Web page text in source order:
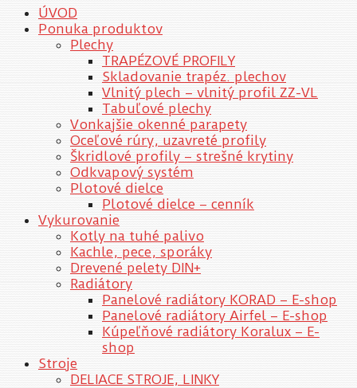
ÚVOD
Ponuka produktov
Plechy
TRAPÉZOVÉ PROFILY
Skladovanie trapéz. plechov
Vlnitý plech – vlnitý profil ZZ-VL
Tabuľové plechy
Vonkajšie okenné parapety
Oceľové rúry, uzavreté profily
Škridlové profily – strešné krytiny
Odkvapový systém
Plotové dielce
Plotové dielce – cenník
Vykurovanie
Kotly na tuhé palivo
Kachle, pece, sporáky
Drevené pelety DIN+
Radiátory
Panelové radiátory KORAD – E-shop
Panelové radiátory Airfel – E-shop
Kúpeľňové radiátory Koralux – E-
shop
Stroje
DELIACE STROJE, LINKY